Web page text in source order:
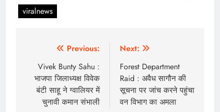
viralnews
navigation
Previous:
Vivek Bunty Sahu :
भाजपा जिलाध्यक्ष विवेक
बंटी साहू ने ग्वालियर में
चुनावी कमान संभाली
Next:
Forest Department
Raid : अवैध सागौन की
सूचना पर जांच करने पहुंचा
वन विभाग का अमला